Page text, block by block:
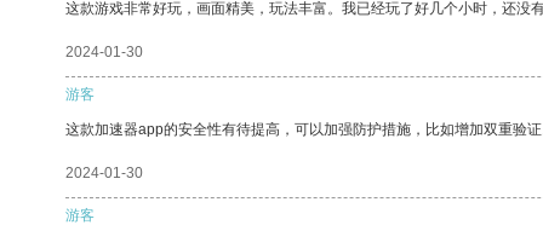
这款游戏非常好玩，画面精美，玩法丰富。我已经玩了好几个小时，还没有
2024-01-30
游客
这款加速器app的安全性有待提高，可以加强防护措施，比如增加双重验证
2024-01-30
游客